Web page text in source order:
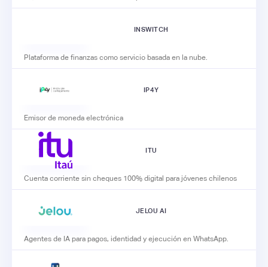
INSWITCH
Plataforma de finanzas como servicio basada en la nube.
IP4Y
Emisor de moneda electrónica
ITU
Cuenta corriente sin cheques 100% digital para jóvenes chilenos
JELOU AI
Agentes de IA para pagos, identidad y ejecución en WhatsApp.